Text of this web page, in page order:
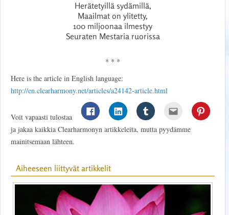
Herätetyillä sydämillä,
Maailmat on ylitetty,
100 miljoonaa ilmestyy
Seuraten Mestaria ruorissa
* * *
Here is the article in English language:
http://en.clearharmony.net/articles/a24142-article.html
Voit vapaasti tulostaa
ja jakaa kaikkia Clearharmonyn artikkeleita, mutta pyydämme
mainitsemaan lähteen.
Aiheeseen liittyvät artikkelit